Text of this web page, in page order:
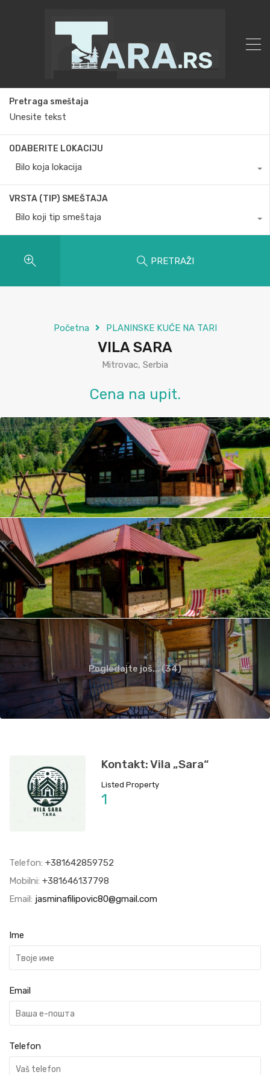
Pretraga smeštaja
ODABERITE LOKACIJU
Bilo koja lokacija
VRSTA (TIP) SMEŠTAJA
Bilo koji tip smeštaja
PRETRAŽI
Početna PLANINSKE KUĆE NA TARI
VILA SARA
Mitrovac, Serbia
Cena na upit.
Pogledajte još... (34)
Kontakt: Vila „Sara“
Listed Property
1
Telefon: +381642859752
Mobilni: +381646137798
Email: jasminafilipovic80@gmail.com
Ime
Email
Telefon